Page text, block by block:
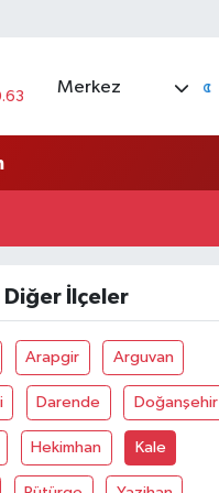
Merkez
İlçeler
Arapgir Arguvan
Darende Doğanşehir
Hekimhan Kale